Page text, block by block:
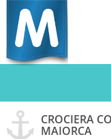
CROCIERA
MAIORCA